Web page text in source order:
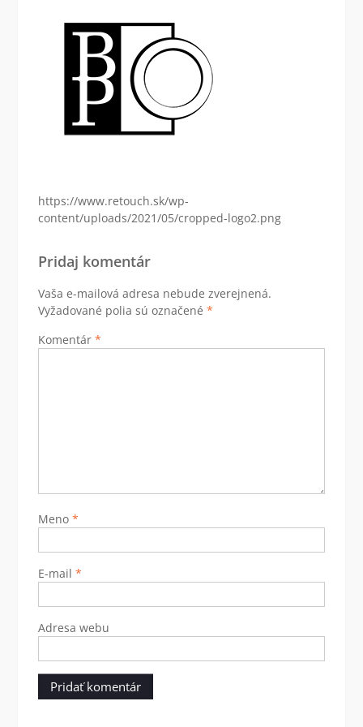
https://www.retouch.sk/wp-
content/uploads/2021/05/cropped-logo2.png
Pridaj komentár
Vaša e-mailová adresa nebude zverejnená.
Vyžadované polia sú označené *
Komentár *
Meno *
E-mail *
Adresa webu